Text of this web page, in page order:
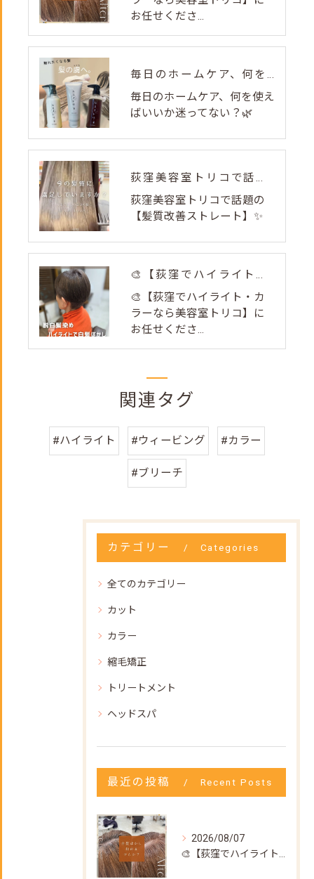
お任せくださ...
毎日のホームケア、何を使えばいいか迷ってない？🌿
毎日のホームケア、何を使え
ばいいか迷ってない？🌿
荻窪美容室トリコで話題の【髪質改善ストレート】✨
荻窪美容室トリコで話題の
【髪質改善ストレート】✨
🎨【荻窪でハイライト・カラーなら美容室トリコ】にお任せくださ...
🎨【荻窪でハイライト・カ
ラーなら美容室トリコ】に
お任せくださ...
関連タグ
#ハイライト #ウィービング #カラー
#ブリーチ
カテゴリー Categories
全てのカテゴリー
カット
カラー
縮毛矯正
トリートメント
ヘッドスパ
最近の投稿 Recent Posts
2026/08/07